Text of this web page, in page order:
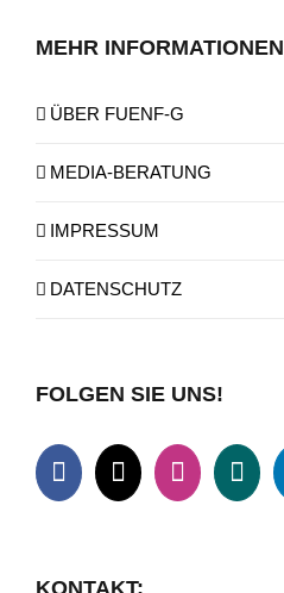
MEHR INFORMATIONEN
ÜBER FUENF-G
MEDIA-BERATUNG
IMPRESSUM
DATENSCHUTZ
FOLGEN SIE UNS!
KONTAKT: